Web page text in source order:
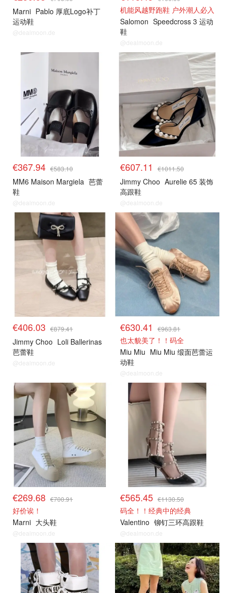
Marni Pablo 厚底Logo补丁
运动鞋
@dealmoon.de
机能风越野跑鞋 户外潮人必入
Salomon Speedcross 3 运动
鞋
@dealmoon.de
€367.94 €583.10
MM6 Maison Margiela 芭蕾
鞋
@dealmoon.de
€607.11 €1011.50
Jimmy Choo Aurelie 65 装饰
高跟鞋
@dealmoon.de
€406.03 €879.41
Jimmy Choo Loli Ballerinas
芭蕾鞋
@dealmoon.de
€630.41 €963.81
也太貌美了！！码全
Miu Miu Miu Miu 缎面芭蕾运
动鞋
@dealmoon.de
€269.68 €700.91
好价诶！
Marni 大头鞋
@dealmoon.de
€565.45 €1130.50
码全！！经典中的经典
Valentino 铆钉三环高跟鞋
@dealmoon.de